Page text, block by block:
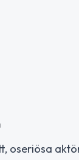
oseriösa